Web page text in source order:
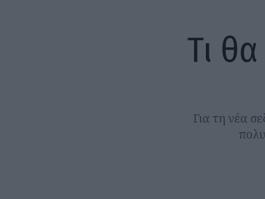
Τι
Για τη νέα